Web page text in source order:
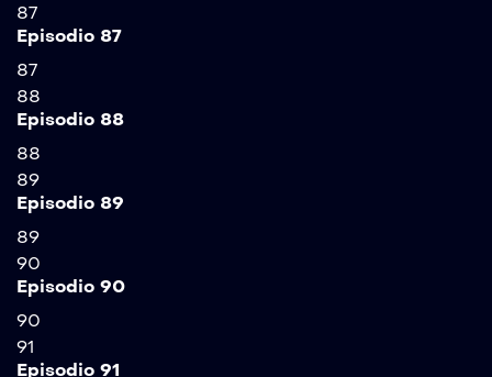
87
Episodio 87
87
88
Episodio 88
88
89
Episodio 89
89
90
Episodio 90
90
91
Episodio 91